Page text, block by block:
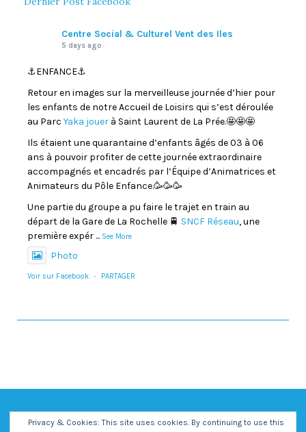
Centre Social & Culturel Vent des Iles
5 days ago
⚓️ENFANCE⚓️
Retour en images sur la merveilleuse journée d’hier pour
les enfants de notre Accueil de Loisirs qui s’est déroulée
au Parc Yaka jouer à Saint Laurent de La Prée.🤩🤩🤩
Ils étaient une quarantaine d’enfants âgés de 03 à 06
ans à pouvoir profiter de cette journée extraordinaire
accompagnés et encadrés par l’Équipe d’Animatrices et
Animateurs du Pôle Enfance.🥳🥳🥳
Une partie du groupe a pu faire le trajet en train au
départ de la Gare de La Rochelle 🚆 SNCF Réseau, une
première expér ... See More
Photo
Voir sur Facebook · PARTAGER
Privacy & Cookies: This site uses cookies. By continuing to use this